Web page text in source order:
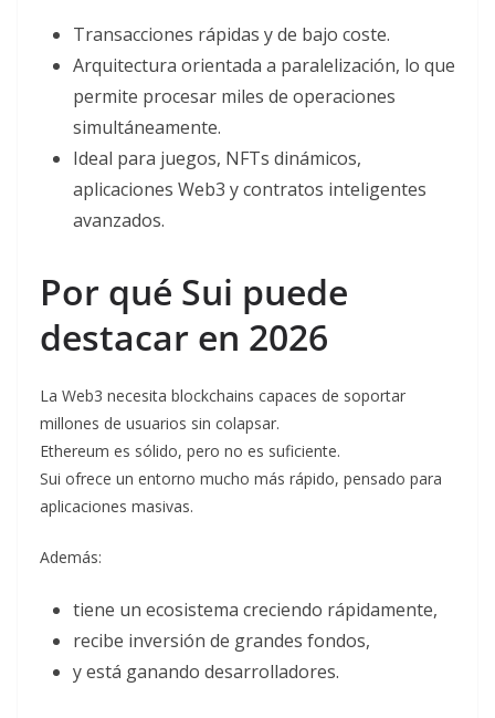
Transacciones rápidas y de bajo coste.
Arquitectura orientada a paralelización, lo que
permite procesar miles de operaciones
simultáneamente.
Ideal para juegos, NFTs dinámicos,
aplicaciones Web3 y contratos inteligentes
avanzados.
Por qué Sui puede
destacar en 2026
La Web3 necesita blockchains capaces de soportar
millones de usuarios sin colapsar.
Ethereum es sólido, pero no es suficiente.
Sui ofrece un entorno mucho más rápido, pensado para
aplicaciones masivas.
Además:
tiene un ecosistema creciendo rápidamente,
recibe inversión de grandes fondos,
y está ganando desarrolladores.